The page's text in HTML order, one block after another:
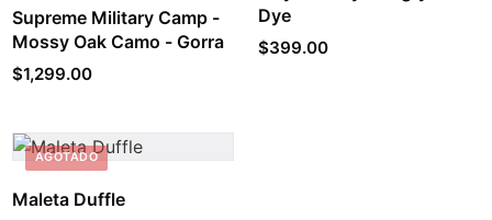
Supreme Military Camp -
Mossy Oak Camo - Gorra
$1,299.00
Dye
$399.00
AGOTADO
Maleta Duffle